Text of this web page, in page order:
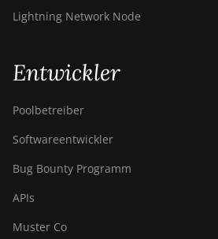
Lightning Network Node
Entwickler
Poolbetreiber
Softwareentwickler
Bug Bounty Programm
APIs
Muster Co